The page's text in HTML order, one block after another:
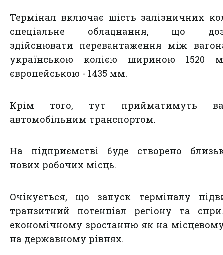
Термінал включає шість залізничних
спеціальне обладнання, що
здійснювати перевантаження між
українською колією шириною 1520
європейською - 1435 мм.
Крім того, тут прийматимуть
автомобільним транспортом.
На підприємстві буде створено
нових робочих місць.
Очікується, що запуск терміналу
транзитний потенціал регіону та
економічному зростанню як на
на державному рівнях.